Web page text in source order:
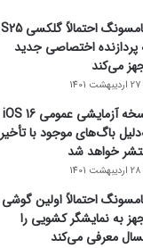
پردازنده اختصاصی جدید
می‌کند
27 اردیبهشت 1401
نسخه آزمایشی عمومی iOS 16
باگ‌های موجود با تأخیر
خواهد شد
28 اردیبهشت 1401
احتمالاً اولین گوشی
به نمایشگر کشویی را
معرفی می‌کند